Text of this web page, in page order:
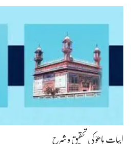
ابیاتِ باھوؒ کی تحقیق و شرح